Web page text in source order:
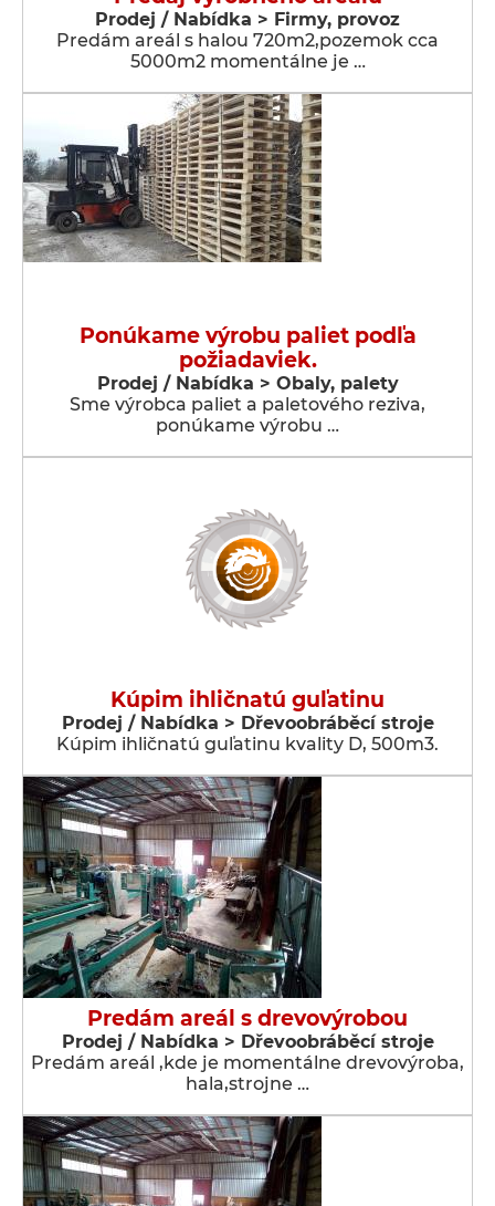
Prodej / Nabídka > Firmy, provoz
Predám areál s halou 720m2,pozemok cca
5000m2 momentálne je …
Ponúkame výrobu paliet podľa
požiadaviek.
Prodej / Nabídka > Obaly, palety
Sme výrobca paliet a paletového reziva,
ponúkame výrobu …
Kúpim ihličnatú guľatinu
Prodej / Nabídka > Dřevoobráběcí stroje
Kúpim ihličnatú guľatinu kvality D, 500m3.
Predám areál s drevovýrobou
Prodej / Nabídka > Dřevoobráběcí stroje
Predám areál ,kde je momentálne drevovýroba,
hala,strojne …